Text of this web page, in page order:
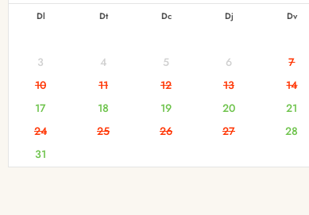
Dl Dt Dc Dj Dv
3
4 5 6 7
10
11 12 13 14
17
18 19 20 21
24
25 26 27 28
31